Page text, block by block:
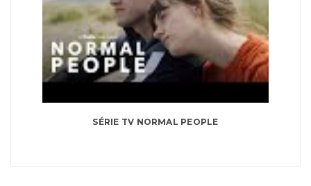
SÉRIE TV NORMAL PEOPLE